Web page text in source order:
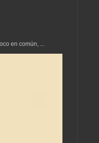
en común, ...